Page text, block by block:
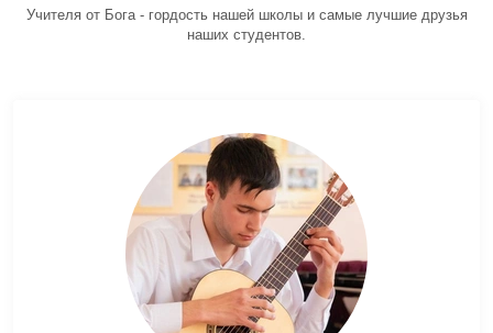
Учителя от Бога - гордость нашей школы и самые лучшие друзья
наших студентов.